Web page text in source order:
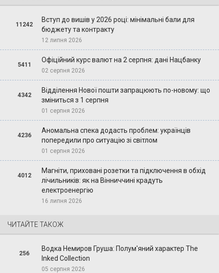
11242
Вступ до вишів у 2026 році: мінімальні бали для
бюджету та контракту
12 липня 2026
5411
Офіційний курс валют на 2 серпня: дані Нацбанку
02 серпня 2026
4342
Відділення Нової пошти запрацюють по-новому: що
зміниться з 1 серпня
01 серпня 2026
4236
Аномальна спека додасть проблем: українців
попередили про ситуацію зі світлом
01 серпня 2026
4012
Магніти, приховані розетки та підключення в обхід
лічильників: як на Вінниччині крадуть
електроенергію
16 липня 2026
ЧИТАЙТЕ ТАКОЖ
256
Водка Немиров Груша: Полум'яний характер The
Inked Collection
05 серпня 2026